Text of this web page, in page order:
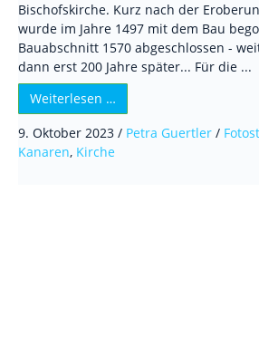
Bischofskirche. Kurz nach der
wurde im Jahre 1497 mit dem Bau
Bauabschnitt 1570 abgeschlossen -
dann erst 200 Jahre später... Für die ...
Weiterlesen …
9. Oktober 2023 / Petra Guertler /
Kanaren, Kirche